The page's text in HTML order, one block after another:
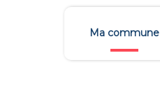
Ma commune